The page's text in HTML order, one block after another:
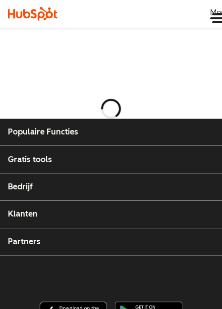
Wordt
geladen
Populaire Functies
Gratis tools
Bedrijf
Klanten
Partners